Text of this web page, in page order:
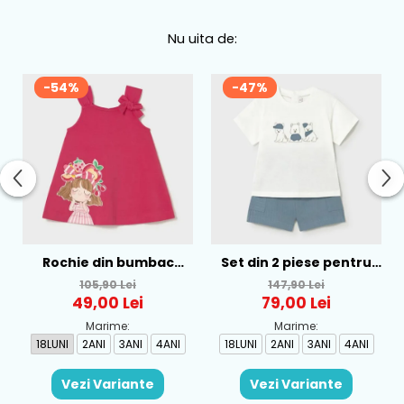
Nu uita de:
-54%
Rochie din bumbac
pentru fete Mayoral,
Rosu - 1930-069
105,90 Lei
49,00 Lei
Marime:
18LUNI
2ANI 3ANI 4ANI
Vezi Variante
-47%
Set din 2 piese pentru
baieti Mayoral, Alb-
Albastru - 1665-31
147,90 Lei
79,00 Lei
Marime:
18LUNI
2ANI 3ANI 4ANI
Vezi Variante